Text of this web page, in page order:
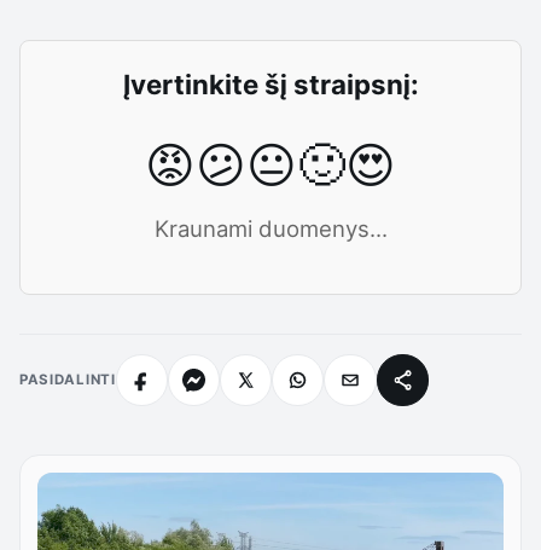
Įvertinkite šį straipsnį:
😡😕😐🙂😍
Kraunami duomenys...
PASIDALINTI